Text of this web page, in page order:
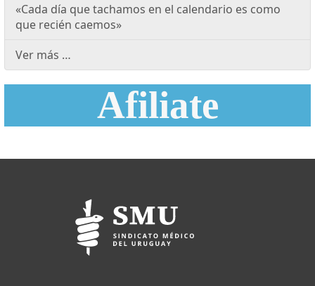
«Cada día que tachamos en el calendario es como
que recién caemos»
Ver más …
Afiliate